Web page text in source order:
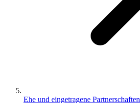
Ehe und eingetragene Partnerschaften